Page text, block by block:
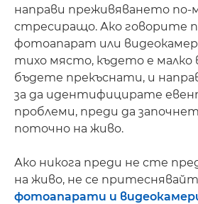
направи преживяването по-
стресиращо. Ако говорите
фотоапарат или
тихо място, където е малко
бъдете прекъснати, и
за да идентифицирате
проблеми, преди да
поточно на живо.
Ако никога преди не сте
на живо, не се
фотоапарати и